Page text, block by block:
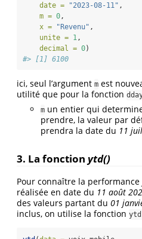
date =
"2023-08-11" ,
m = 0 ,
x =
"Revenu" ,
unite = 1 ,
decimal = 0)
#> [1] 6100
ici, seul l’argument m est
utilité que pour la fonction
m un entier qui
prendre, la valeur par
prendra la date du 11
3. La fonction ytd()
Pour connaître la performance
réalisée en date du 11 août
des valeurs partant du 01
inclus, on utilise la fonction